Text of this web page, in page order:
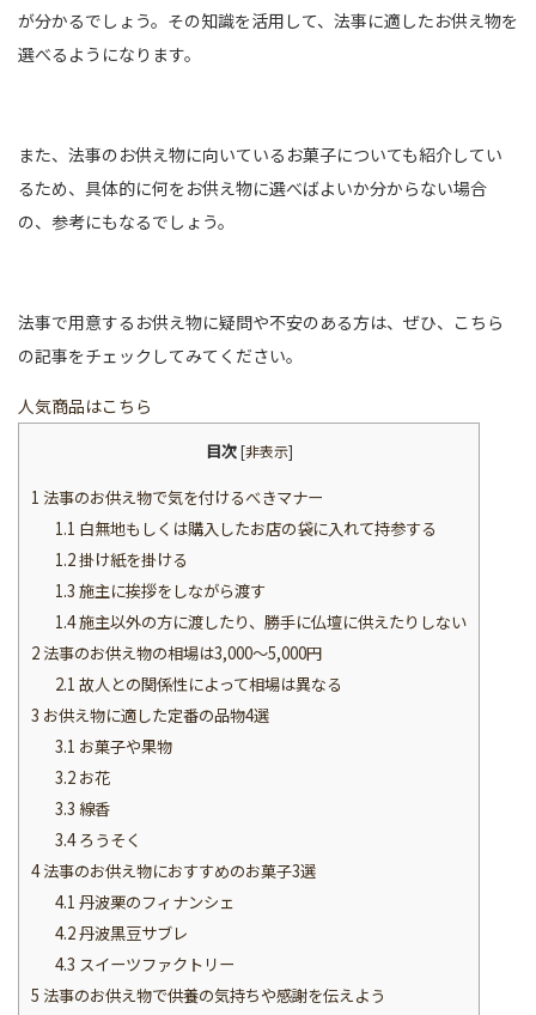
が分かるでしょう。その知識を活用して、法事に適したお供え物を
選べるようになります。
また、法事のお供え物に向いているお菓子についても紹介してい
るため、具体的に何をお供え物に選べばよいか分からない場合
の、参考にもなるでしょう。
法事で用意するお供え物に疑問や不安のある方は、ぜひ、こちら
の記事をチェックしてみてください。
人気商品はこちら
目次 [非表示]
1 法事のお供え物で気を付けるべきマナー
1.1 白無地もしくは購入したお店の袋に入れて持参する
1.2掛け紙を掛ける
1.3 施主に挨拶をしながら渡す
1.4施主以外の方に渡したり、勝手に仏壇に供えたりしない
2 法事のお供え物の相場は3,000～5,000円
2.1 故人との関係性によって相場は異なる
3 お供え物に適した定番の品物4選
3.1 お菓子や果物
3.2お花
3.3 線香
3.4ろうそく
4法事のお供え物におすすめのお菓子3選
4.1 丹波栗のフィナンシェ
4.2丹波黒豆サブレ
4.3 スイーツファクトリー
5 法事のお供え物で供養の気持ちや感謝を伝えよう